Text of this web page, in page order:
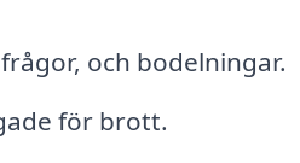
och bodelningar.
för brott.